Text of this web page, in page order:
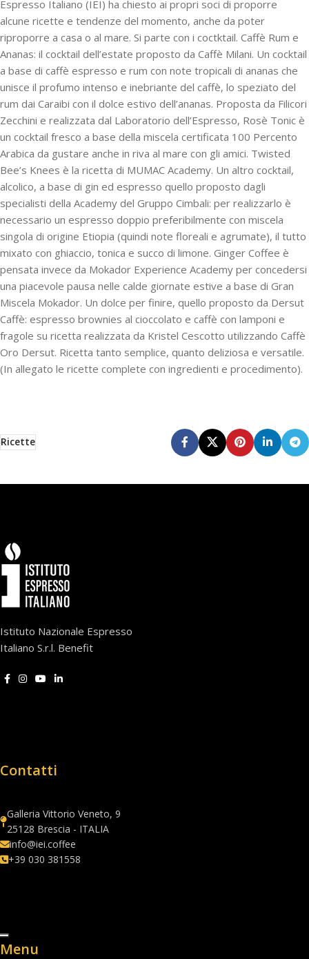
Espresso Italiano (IEI) ha chiesto ai propri soci di proporre
alcune ricette e tendenze del momento, anche da poter
riproporre a casa o al mare. Si parte con i coctktail. Caffè Rum e
Ananas: il cocktail dell’estate proposto da Caffè Milani. Un cocktail
a base di caffè espresso e rum con note tropicali di ananas che
unisce il profumo intenso e inebriante del caffè, lo speziato del
rum dai Caraibi con il dolce estivo dell’ananas. Proposta da Filicori
Zecchini e realizzata dal Laboratorio dell’Espresso, Rosè Tonic è
un cocktail fresco a base della miscela certificata 100 Percento
Arabica da gustare anche in riva al mare con gli amici. Twisted
Bee’s Knees è la ricetta di MUMAC Academy. Un altro cocktail,
alcolico, a base di gin ed espresso quello proposto dagli
specialisti della Academy del Gruppo Cimbali: per realizzarlo è
necessario un espresso doppio preferibilmente con miscela
singola di origine Etiopia (quindi note floreali e agrumate), il tutto
mixato con ghiaccio, tonica e succo di limone. Ginger Coffee è
pensata invece da Mokador Experience Academy per concedersi
una piacevole pausa nelle calde giornate estive a base di Gran
Miscela Mokador. Un dolce per finire, quello proposto da Dersut
Caffè: espresso brownies al cioccolato e caffè con lamponi e
fragole su ricetta realizzata da Kristel Cescotto utilizzando Caffè
Oro Dersut. Ricetta tanto semplice, quanto deliziosa e versatile.
(In allegato le ricette complete con ingredienti e procedimento).
Ricette
Istituto Nazionale Espresso
Italiano S.r.l. Benefit
Contatti
Galleria Vittorio Veneto, 9
25128 Brescia - ITALIA
info@iei.coffee
+39 030 381558
Menu